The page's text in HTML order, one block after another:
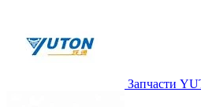
Запчасти